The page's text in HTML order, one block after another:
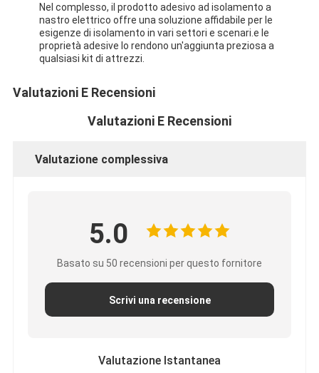
Nel complesso, il prodotto adesivo ad isolamento a
nastro elettrico offre una soluzione affidabile per le
esigenze di isolamento in vari settori e scenari.e le
proprietà adesive lo rendono un'aggiunta preziosa a
qualsiasi kit di attrezzi.
Valutazioni E Recensioni
Valutazioni E Recensioni
Valutazione complessiva
5.0
Basato su 50 recensioni per questo fornitore
Scrivi una recensione
Valutazione Istantanea